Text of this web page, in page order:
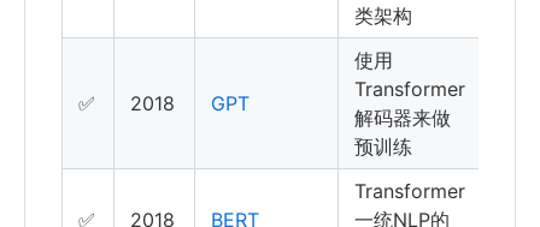
类架构
✅ 2018 GPT
使用
Transformer
解码器来做
预训练
✅ 2018 BERT
Transformer
一统NLP的